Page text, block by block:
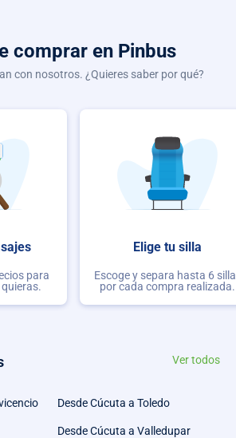
comprar en Pinbus
con nosotros. ¿Quieres saber por qué?
para
Elige tu silla
Escoge y separa hasta 6
por cada compra realizada.
Ver todos
Desde Cúcuta a Toledo
Desde Cúcuta a Valledupar